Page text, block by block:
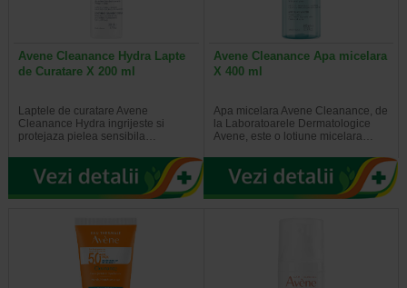
Avene Cleanance Hydra Lapte
de Curatare X 200 ml
Laptele de curatare Avene
Cleanance Hydra ingrijeste si
protejaza pielea sensibila…
Avene Cleanance Apa micelara
X 400 ml
Apa micelara Avene Cleanance, de
la Laboratoarele Dermatologice
Avene, este o lotiune micelara…